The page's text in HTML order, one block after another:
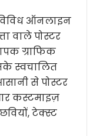
ऑनलाइन
वाले पोस्टर
ग्राफिक
स्वचालित
से पोस्टर
कस्टमाइज़
टेक्स्ट